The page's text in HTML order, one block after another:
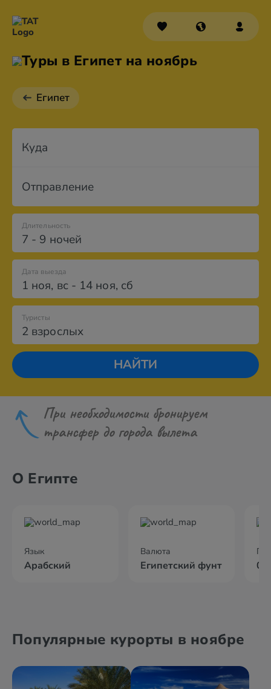
Туры в Египет на ноябрь
Египет
Куда
Отправление
7 - 9 ночей
Длительность
Дата выезда
1 ноя, вс- 14 ноя, сб
2 взрослых
Туристы
НАЙТИ
При необходимости бронируем
трансфер до города вылета
О Египте
Язык
Арабский
Валюта
Египетский фунт
Популярные курорты в ноябре